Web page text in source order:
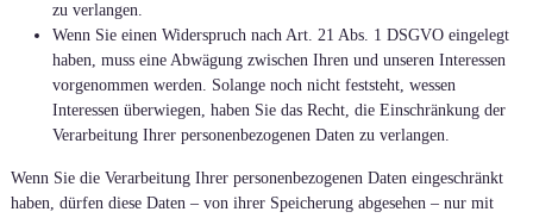
zu verlangen.
Wenn Sie einen Widerspruch nach Art. 21 Abs. 1 DSGVO eingelegt
haben, muss eine Abwägung zwischen Ihren und unseren Interessen
vorgenommen werden. Solange noch nicht feststeht, wessen
Interessen überwiegen, haben Sie das Recht, die Einschränkung der
Verarbeitung Ihrer personenbezogenen Daten zu verlangen.
Wenn Sie die Verarbeitung Ihrer personenbezogenen Daten eingeschränkt
haben, dürfen diese Daten – von ihrer Speicherung abgesehen – nur mit